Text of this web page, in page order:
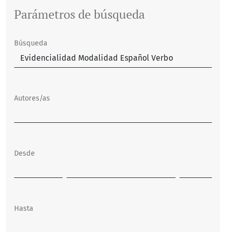
Parámetros de búsqueda
Búsqueda
Autores/as
Desde
Hasta